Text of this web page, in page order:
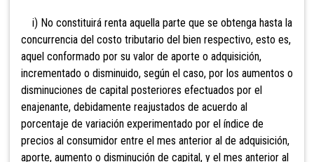
i) No constituirá renta aquella parte que se obtenga hasta la
concurrencia del costo tributario del bien respectivo, esto es,
aquel conformado por su valor de aporte o adquisición,
incrementado o disminuido, según el caso, por los aumentos o
disminuciones de capital posteriores efectuados por el
enajenante, debidamente reajustados de acuerdo al
porcentaje de variación experimentado por el índice de
precios al consumidor entre el mes anterior al de adquisición,
aporte, aumento o disminución de capital, y el mes anterior al